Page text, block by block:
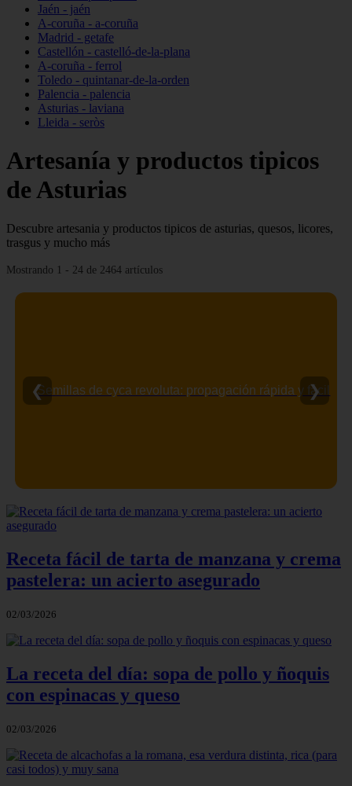
Jaén - jaén
A-coruña - a-coruña
Madrid - getafe
Castellón - castelló-de-la-plana
A-coruña - ferrol
Toledo - quintanar-de-la-orden
Palencia - palencia
Asturias - laviana
Lleida - seròs
Artesanía y productos tipicos
de Asturias
Descubre artesania y productos tipicos de asturias, quesos, licores,
trasgus y mucho más
Mostrando 1 - 24 de 2464 artículos
Semillas de cyca revoluta: propagación rápida y fácil
❮ ❯
Receta fácil de tarta de manzana y crema
pastelera: un acierto asegurado
02/03/2026
La receta del día: sopa de pollo y ñoquis
con espinacas y queso
02/03/2026